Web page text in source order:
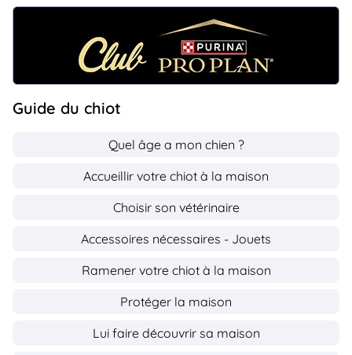
Guide du chiot
Quel âge a mon chien ?
Accueillir votre chiot à la maison
Choisir son vétérinaire
Accessoires nécessaires - Jouets
Ramener votre chiot à la maison
Protéger la maison
Lui faire découvrir sa maison